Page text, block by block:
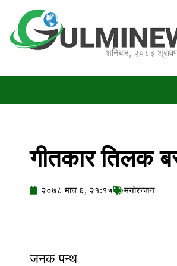
content
शनिबार, २०८३
गीतकार तिलक
२०७८ माघ ६, २१:१५ मनोरन्जन
जनक पन्थ